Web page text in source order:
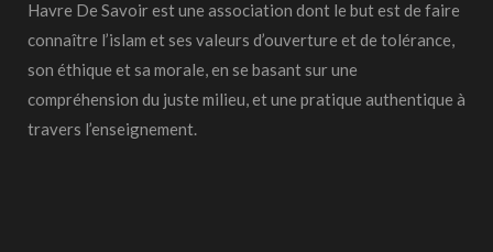
Havre De Savoir est une association dont le but est de faire
connaître l’islam et ses valeurs d’ouverture et de tolérance,
son éthique et sa morale, en se basant sur une
compréhension du juste milieu, et une pratique authentique à
travers l’enseignement.